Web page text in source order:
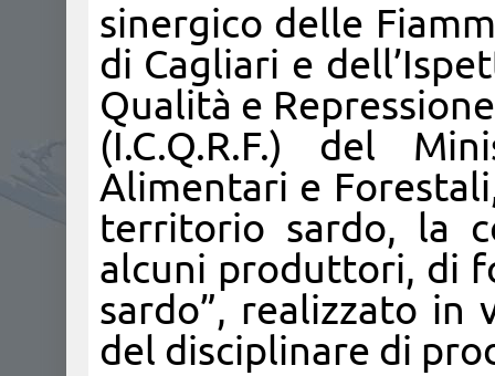
sinergico delle
di Cagliari e
Qualità e
(I.C.Q.R.F.) del
Alimentari e
territorio sardo, la
alcuni produttori, di
sardo”, realizzato in
del disciplinare di